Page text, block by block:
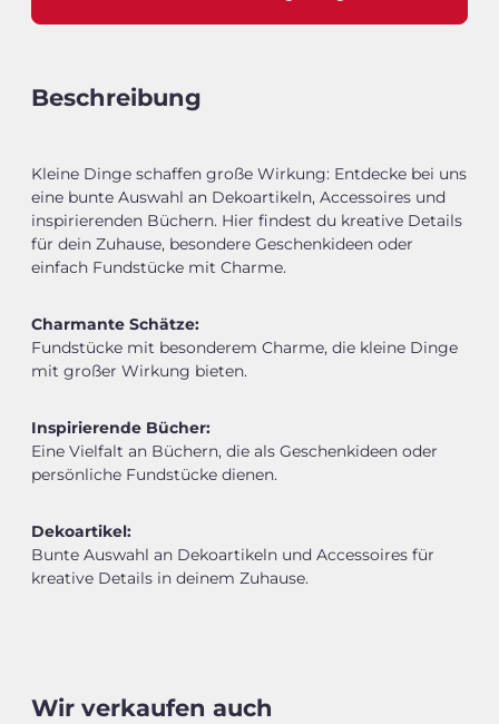
Beschreibung
Kleine Dinge schaffen große Wirkung: Entdecke bei uns
eine bunte Auswahl an Dekoartikeln, Accessoires und
inspirierenden Büchern. Hier findest du kreative Details
für dein Zuhause, besondere Geschenkideen oder
einfach Fundstücke mit Charme.
Charmante Schätze:
Fundstücke mit besonderem Charme, die kleine Dinge
mit großer Wirkung bieten.
Inspirierende Bücher:
Eine Vielfalt an Büchern, die als Geschenkideen oder
persönliche Fundstücke dienen.
Dekoartikel:
Bunte Auswahl an Dekoartikeln und Accessoires für
kreative Details in deinem Zuhause.
Wir verkaufen auch